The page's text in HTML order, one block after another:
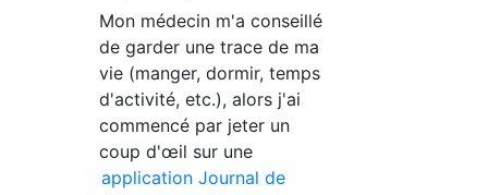
Mon médecin m'a conseillé
de garder une trace de ma
vie (manger, dormir, temps
d'activité, etc.), alors j'ai
commencé par jeter un
coup d'œil sur une
application Journal de